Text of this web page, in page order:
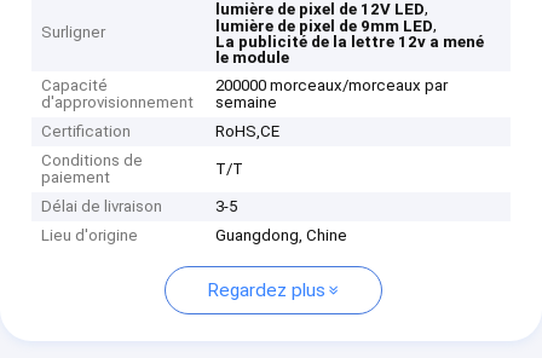
Surligner
lumière de pixel de 12V LED,
lumière de pixel de 9mm LED,
La publicité de la lettre 12v a mené
le module
Capacité
d'approvisionnement
200000 morceaux/morceaux par
semaine
Certification
RoHS,CE
Conditions de
paiement
T/T
Délai de livraison
3-5
Lieu d'origine
Guangdong, Chine
Regardez plus